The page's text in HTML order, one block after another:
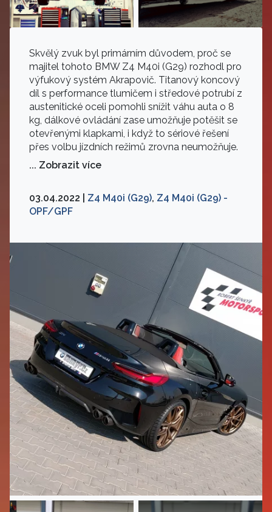
Skvělý zvuk byl primárním důvodem, proč se
majitel tohoto BMW Z4 M40i (G29) rozhodl pro
výfukový systém Akrapovič. Titanový koncový
díl s performance tlumičem i středové potrubí z
austenitické oceli pomohli snížit váhu auta o 8
kg, dálkové ovládání zase umožňuje potěšit se
otevřenými klapkami, i když to sériové řešení
přes volbu jízdních režimů zrovna neumožňuje.
... Zobrazit více
03.04.2022 | Z4 M40i (G29), Z4 M40i (G29) -
OPF/GPF